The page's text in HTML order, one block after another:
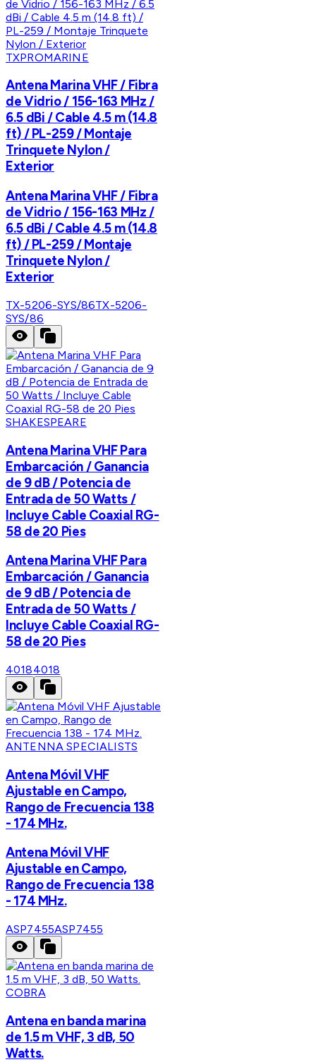
TXPROMARINE
Antena Marina VHF / Fibra
de Vidrio / 156-163 MHz /
6.5 dBi / Cable 4.5 m (14.8
ft) / PL-259 / Montaje
Trinquete Nylon /
Exterior
Antena Marina VHF / Fibra
de Vidrio / 156-163 MHz /
6.5 dBi / Cable 4.5 m (14.8
ft) / PL-259 / Montaje
Trinquete Nylon /
Exterior
TX-5206-SYS/86TX-5206-
SYS/86
SHAKESPEARE
Antena Marina VHF Para
Embarcación / Ganancia
de 9 dB / Potencia de
Entrada de 50 Watts /
Incluye Cable Coaxial RG-
58 de 20 Pies
Antena Marina VHF Para
Embarcación / Ganancia
de 9 dB / Potencia de
Entrada de 50 Watts /
Incluye Cable Coaxial RG-
58 de 20 Pies
40184018
ANTENNA SPECIALISTS
Antena Móvil VHF
Ajustable en Campo,
Rango de Frecuencia 138
- 174 MHz.
Antena Móvil VHF
Ajustable en Campo,
Rango de Frecuencia 138
- 174 MHz.
ASP7455ASP7455
COBRA
Antena en banda marina
de 1.5 m VHF, 3 dB, 50
Watts.